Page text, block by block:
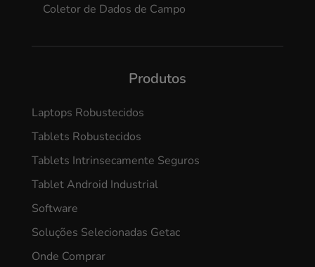
Coletor de Dados de Campo
Produtos
Laptops Robustecidos
Tablets Robustecidos
Tablets Intrinsecamente Seguros
Tablet Android Industrial
Software
Soluções Selecionadas Getac
Onde Comprar